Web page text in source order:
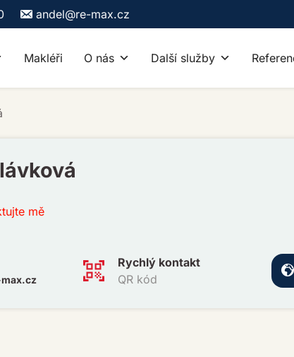
andel@re-max.cz
Makléři O nás Další služby
mě
Rychlý kontakt
QR kód